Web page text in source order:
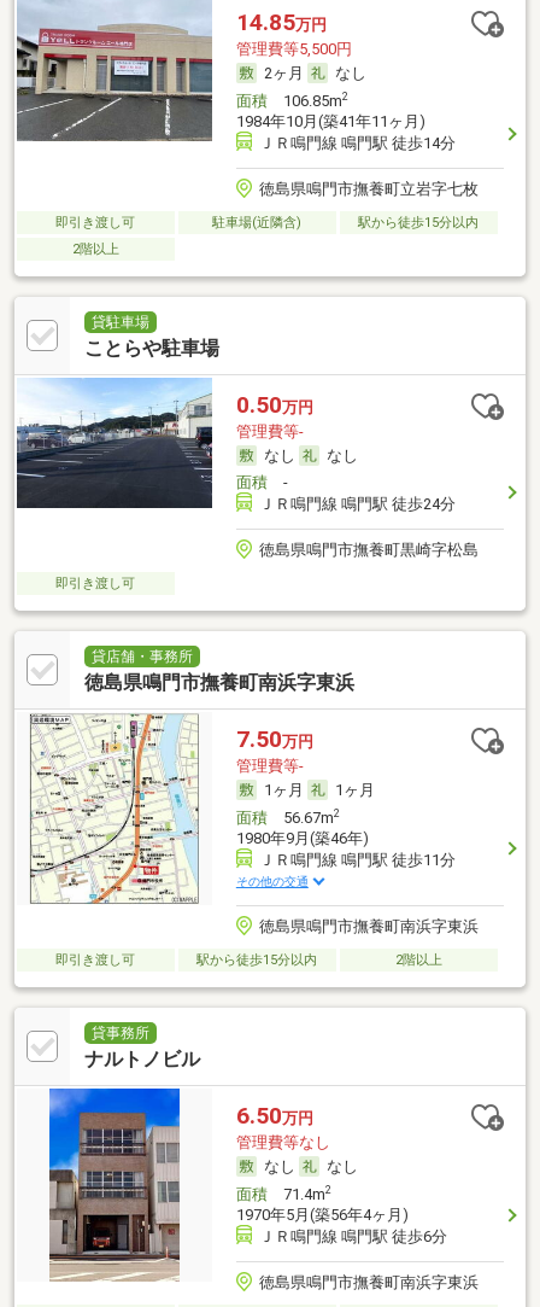
14.85万円
管理費等5,500円
2ヶ月
なし
面積106.85m2
1984年10月(築41年11ヶ月)
ＪＲ鳴門線 鳴門駅 徒歩14分
徳島県鳴門市撫養町立岩字七枚
即引き渡し可 駐車場(近隣含)
駅から徒歩15分以内
2階以上
貸駐車場
ことらや駐車場
0.50万円
管理費等-
なし
なし
面積-
ＪＲ鳴門線 鳴門駅 徒歩24分
徳島県鳴門市撫養町黒崎字松島
即引き渡し可
貸店舗・事務所
徳島県鳴門市撫養町南浜字東浜
7.50万円
管理費等-
1ヶ月
1ヶ月
面積56.67m2
1980年9月(築46年)
ＪＲ鳴門線 鳴門駅 徒歩11分
その他の交通
徳島県鳴門市撫養町南浜字東浜
即引き渡し可 駅から徒歩15分以内 2階以上
貸事務所
ナルトノビル
6.50万円
管理費等なし
なし
なし
面積71.4m2
1970年5月(築56年4ヶ月)
ＪＲ鳴門線 鳴門駅 徒歩6分
徳島県鳴門市撫養町南浜字東浜